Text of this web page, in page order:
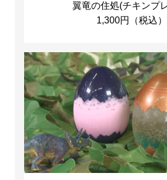
翼竜の住処(チキンプ
1,300円（税込）